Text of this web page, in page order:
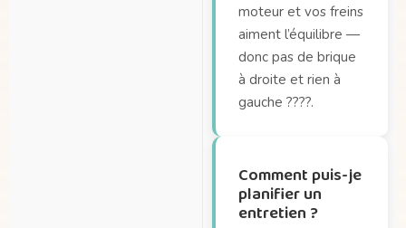
moteur et vos freins
aiment l’équilibre —
donc pas de brique
à droite et rien à
gauche ????.
Comment puis-je
planifier un
entretien ?